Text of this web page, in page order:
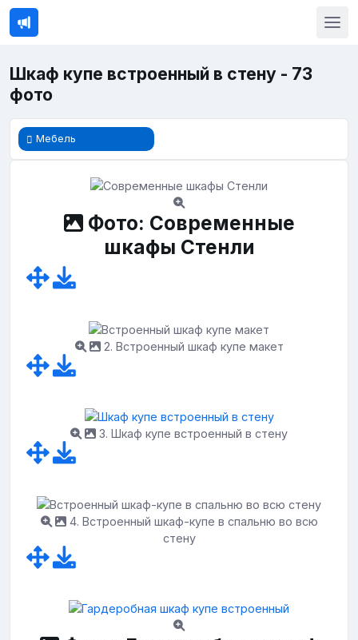
Шкаф купе встроенный в стену - 73
фото
Мебель
Фото: Современные
шкафы Стенли
2. Встроенный шкаф купе макет
3. Шкаф купе встроенный в стену
4. Встроенный шкаф-купе в спальню во всю
стену